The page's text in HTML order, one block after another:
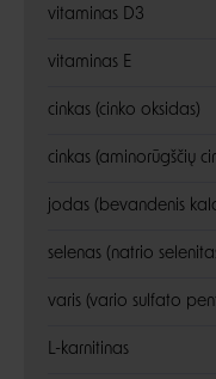
vitaminas D3
vitaminas E
cinkas (cinko oksidas)
cinkas (aminorūgščių
jodas (bevandenis
selenas (natrio
varis (vario sulfato
L-karnitinas